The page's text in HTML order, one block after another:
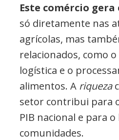
Este comércio gera
só diretamente nas
agrícolas, mas
relacionados, como
logística e o
alimentos. A riqueza
setor contribui para
PIB nacional e para
comunidades.